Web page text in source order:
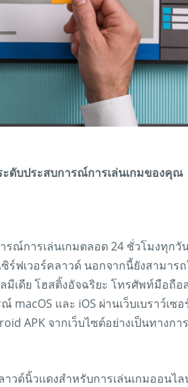
ะดับประสบการณ์การเล่นเกมของคุณ
ณ์การเล่นเกมตลอด 24 ชั่วโมงทุก
ร์ฟเวอร์คลาวด์ นอกจากนี้ยังสามา
มีเดีย โฮสติ้งอัจฉริยะ โทรศัพท์มือถื
และ iOS ผ่านเว็บเบราว์เซ
APK จากเว็บไซต์อย่างเป็นทางก
ด์นิ้วแดงสำหรับการเล่นเกมออนไล